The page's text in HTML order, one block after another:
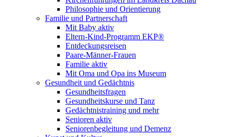
Philosophie und Orientierung
Familie und Partnerschaft
Mit Baby aktiv
Eltern-Kind-Programm EKP®
Entdeckungsreisen
Paare-Männer-Frauen
Familie aktiv
Mit Oma und Opa ins Museum
Gesundheit und Gedächtnis
Gesundheitsfragen
Gesundheitskurse und Tanz
Gedächtnistraining und mehr
Senioren aktiv
Seniorenbegleitung und Demenz